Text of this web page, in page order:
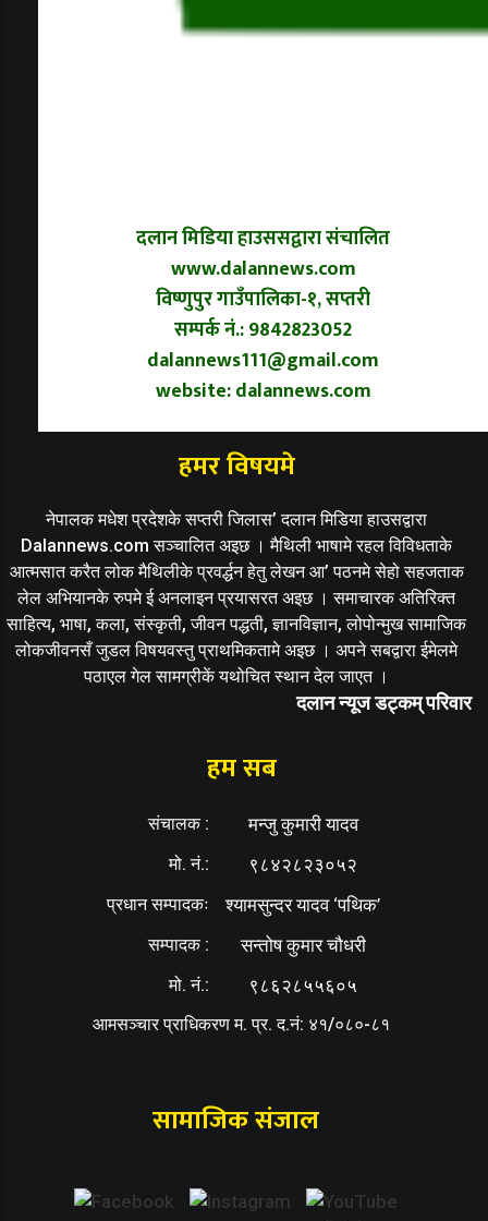
दलान मिडिया हाउससद्वारा संचालित
www.dalannews.com
विष्णुपुर गाउँपालिका-१, सप्तरी
सम्पर्क नं.: 9842823052
dalannews111@gmail.com
website: dalannews.com
हमर विषयमे
नेपालक मधेश प्रदेशके सप्तरी जिलास’ दलान मिडिया हाउसद्वारा
Dalannews.com सञ्चालित अइछ । मैथिली भाषामे रहल विविधताके
आत्मसात करैत लोक मैथिलीके प्रवर्द्धन हेतु लेखन आ’ पठनमे सेहो सहजताक
लेल अभियानके रुपमे ई अनलाइन प्रयासरत अइछ । समाचारक अतिरिक्त
साहित्य, भाषा, कला, संस्कृती, जीवन पद्धती, ज्ञानविज्ञान, लोपोन्मुख सामाजिक
लोकजीवनसँ जुडल विषयवस्तु प्राथमिकतामे अइछ । अपने सबद्वारा ईमेलमे
पठाएल गेल सामग्रीकें यथोचित स्थान देल जाएत ।
दलान न्यूज डट्कम् परिवार
हम सब
संचालक : मन्जु कुमारी यादव
मो. नं.: ९८४२८२३०५२
प्रधान सम्पादकः श्यामसुन्दर यादव ‘पथिक’
सम्पादक : सन्तोष कुमार चौधरी
मो. नं.: ९८६२८५५६०५
आमसञ्चार प्राधिकरण म. प्र. द.नं: ४१/०८०-८१
सामाजिक संजाल